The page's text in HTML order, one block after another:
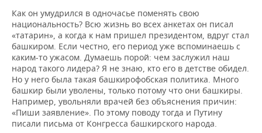
Как он умудрился в одночасье поменять свою
национальность? Всю жизнь во всех анкетах он писал
«татарин», а когда к нам пришел президентом, вдруг стал
башкиром. Если честно, его период уже вспоминаешь с
каким-то ужасом. Думаешь порой: чем заслужил наш
народ такого лидера? Я не знаю, кто его в детстве обидел.
Но у него была такая башкирофобская политика. Много
башкир были уволены, только потому что они башкиры.
Например, увольняли врачей без объяснения причин:
«Пиши заявление». По этому поводу тогда и Путину
писали письма от Конгресса башкирского народа.